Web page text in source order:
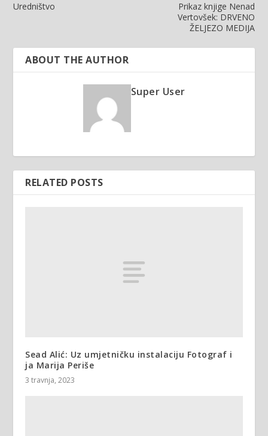
Uredništvo
Prikaz knjige Nenad
Vertovšek: DRVENO
ŽELJEZO MEDIJA
ABOUT THE AUTHOR
Super User
RELATED POSTS
Sead Alić: Uz umjetničku instalaciju Fotograf i
ja Marija Periše
3 travnja, 2023